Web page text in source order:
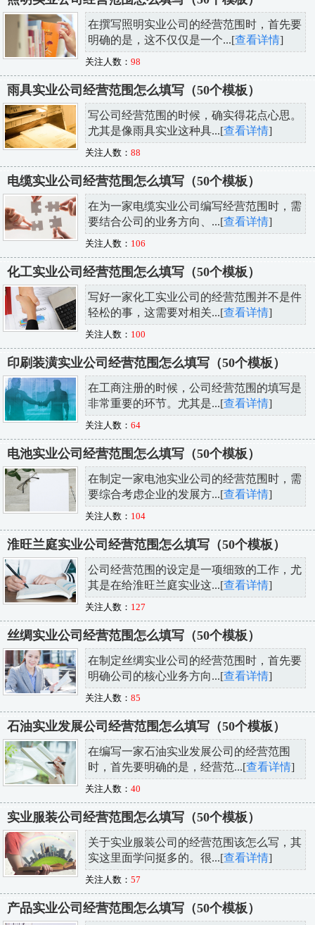
在撰写照明实业公司的经营范围时，首先要
明确的是，这不仅仅是一个...[查看详情]
关注人数： 98
雨具实业公司经营范围怎么填写（50个模板）
写公司经营范围的时候，确实得花点心思。
尤其是像雨具实业这种具...[查看详情]
关注人数： 88
电缆实业公司经营范围怎么填写（50个模板）
在为一家电缆实业公司编写经营范围时，需
要结合公司的业务方向、...[查看详情]
关注人数： 106
化工实业公司经营范围怎么填写（50个模板）
写好一家化工实业公司的经营范围并不是件
轻松的事，这需要对相关...[查看详情]
关注人数： 100
印刷装潢实业公司经营范围怎么填写（50个模板）
在工商注册的时候，公司经营范围的填写是
非常重要的环节。尤其是...[查看详情]
关注人数： 64
电池实业公司经营范围怎么填写（50个模板）
在制定一家电池实业公司的经营范围时，需
要综合考虑企业的发展方...[查看详情]
关注人数： 104
淮旺兰庭实业公司经营范围怎么填写（50个模板）
公司经营范围的设定是一项细致的工作，尤
其是在给淮旺兰庭实业这...[查看详情]
关注人数： 127
丝绸实业公司经营范围怎么填写（50个模板）
在制定丝绸实业公司的经营范围时，首先要
明确公司的核心业务方向...[查看详情]
关注人数： 85
石油实业发展公司经营范围怎么填写（50个模板）
在编写一家石油实业发展公司的经营范围
时，首先要明确的是，经营范...[查看详情]
关注人数： 40
实业服装公司经营范围怎么填写（50个模板）
关于实业服装公司的经营范围该怎么写，其
实这里面学问挺多的。很...[查看详情]
关注人数： 57
产品实业公司经营范围怎么填写（50个模板）